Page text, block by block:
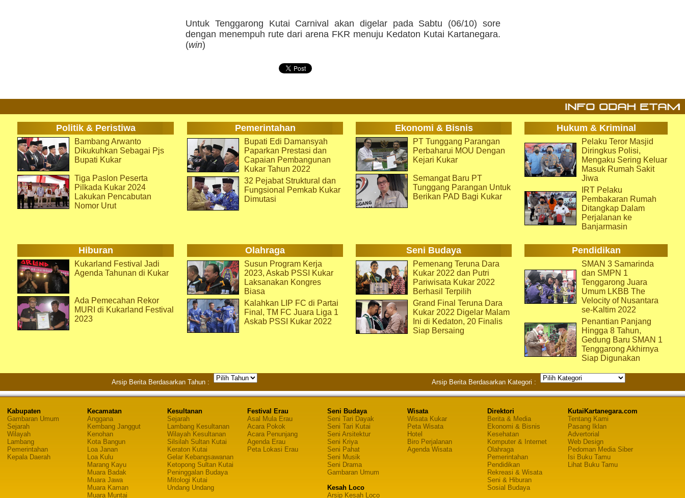
Untuk Tenggarong Kutai Carnival akan digelar pada Sabtu (06/10) sore
dengan menempuh rute dari arena FKR menuju Kedaton Kutai Kartanegara.
(win)
Politik & Peristiwa Pemerintahan Ekonomi & Bisnis Hukum & Kriminal
Bambang Arwanto
Dikukuhkan Sebagai Pjs
Bupati Kukar
Tiga Paslon Peserta
Pilkada Kukar 2024
Lakukan Pencabutan
Nomor Urut
Bupati Edi Damansyah
Paparkan Prestasi dan
Capaian Pembangunan
Kukar Tahun 2022
32 Pejabat Struktural dan
Fungsional Pemkab Kukar
Dimutasi
PT Tunggang Parangan
Perbaharui MOU Dengan
Kejari Kukar
Semangat Baru PT
Tunggang Parangan Untuk
Berikan PAD Bagi Kukar
Pelaku Teror Masjid
Diringkus Polisi,
Mengaku Sering Keluar
Masuk Rumah Sakit
Jiwa
IRT Pelaku
Pembakaran Rumah
Ditangkap Dalam
Perjalanan ke
Banjarmasin
Hiburan Olahraga Seni Budaya Pendidikan
Kukarland Festival Jadi
Agenda Tahunan di Kukar
Ada Pemecahan Rekor
MURI di Kukarland Festival
2023
Susun Program Kerja
2023, Askab PSSI Kukar
Laksanakan Kongres
Biasa
Kalahkan LIP FC di Partai
Final, TM FC Juara Liga 1
Askab PSSI Kukar 2022
Pemenang Teruna Dara
Kukar 2022 dan Putri
Pariwisata Kukar 2022
Berhasil Terpilih
Grand Final Teruna Dara
Kukar 2022 Digelar Malam
Ini di Kedaton, 20 Finalis
Siap Bersaing
SMAN 3 Samarinda
dan SMPN 1
Tenggarong Juara
Umum LKBB The
Velocity of Nusantara
se-Kaltim 2022
Penantian Panjang
Hingga 8 Tahun,
Gedung Baru SMAN 1
Tenggarong Akhirnya
Siap Digunakan
Arsip Berita Berdasarkan Tahun : Arsip Berita Berdasarkan Kategori :
Kabupaten
Gambaran Umum
Sejarah
Wilayah
Lambang
Pemerintahan
Kepala Daerah
Kecamatan
Anggana
Kembang Janggut
Kenohan
Kota Bangun
Loa Janan
Loa Kulu
Marang Kayu
Muara Badak
Muara Jawa
Muara Kaman
Muara Muntai
Kesultanan
Sejarah
Lambang Kesultanan
Wilayah Kesultanan
Silsilah Sultan Kutai
Keraton Kutai
Gelar Kebangsawanan
Ketopong Sultan Kutai
Peninggalan Budaya
Mitologi Kutai
Undang Undang
Festival Erau
Asal Mula Erau
Acara Pokok
Acara Penunjang
Agenda Erau
Peta Lokasi Erau
Seni Budaya
Seni Tari Dayak
Seni Tari Kutai
Seni Arsitektur
Seni Kriya
Seni Pahat
Seni Musik
Seni Drama
Gambaran Umum
Kesah Loco
Arsip Kesah Loco
Wisata
Wisata Kukar
Peta Wisata
Hotel
Biro Perjalanan
Agenda Wisata
Direktori
Berita & Media
Ekonomi & Bisnis
Kesehatan
Komputer & Internet
Olahraga
Pemerintahan
Pendidikan
Rekreasi & Wisata
Seni & Hiburan
Sosial Budaya
KutaiKartanegara.com
Tentang Kami
Pasang Iklan
Advertorial
Web Design
Pedoman Media Siber
Isi Buku Tamu
Lihat Buku Tamu